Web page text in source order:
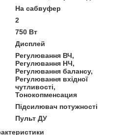
На сабвуфер
2
750 Вт
Дисплей
Регулювання ВЧ,
Регулювання НЧ,
Регулювання балансу,
Регулювання вхідної
чутливості,
Тонокопменсация
Підсилювач потужності
Пульт ДУ